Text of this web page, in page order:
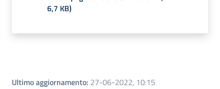
6,7 KB)
Ultimo aggiornamento: 27-06-2022, 10:15